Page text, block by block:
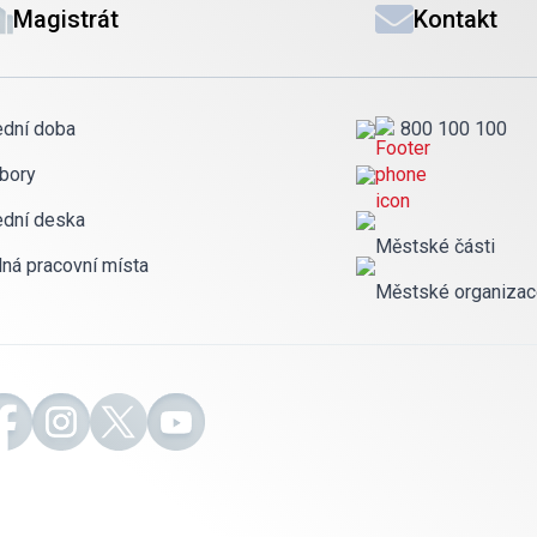
Magistrát
doba
deska
pracovní místa
Kontakt
800 100 100
Městské části
Městské